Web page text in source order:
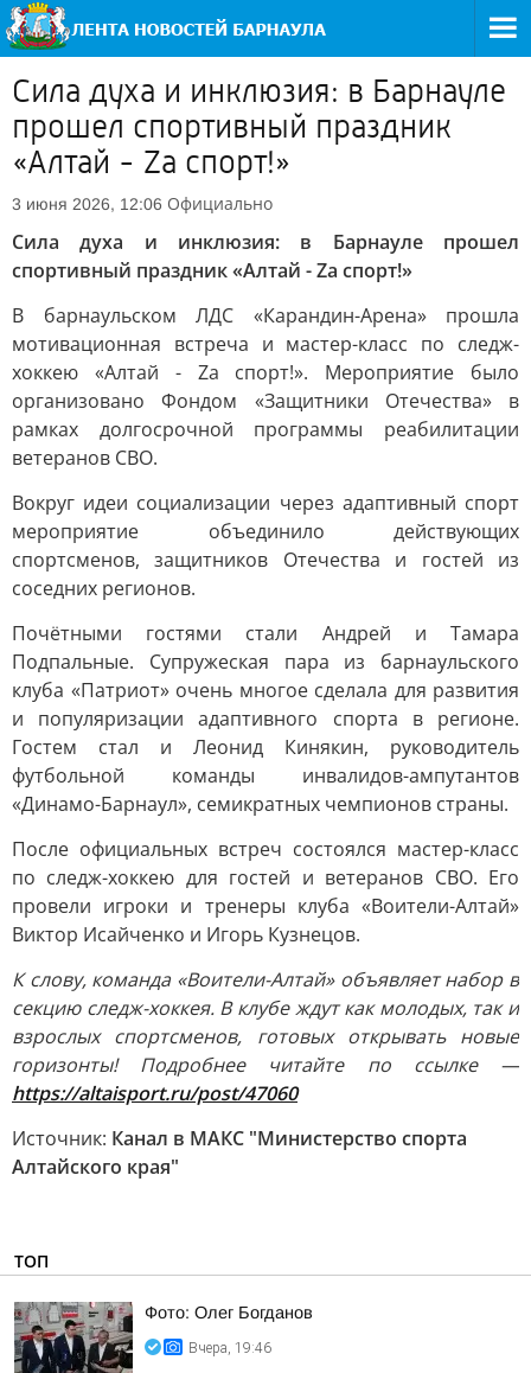
Сила духа и инклюзия: в Барнауле
прошел спортивный праздник
«Алтай - Zа спорт!»
3 июня 2026, 12:06 Официально
Сила духа и инклюзия: в Барнауле прошел
спортивный праздник «Алтай - Zа спорт!»
В барнаульском ЛДС «Карандин-Арена» прошла
мотивационная встреча и мастер-класс по следж-
хоккею «Алтай - Zа спорт!». Мероприятие было
организовано Фондом «Защитники Отечества» в
рамках долгосрочной программы реабилитации
ветеранов СВО.
Вокруг идеи социализации через адаптивный спорт
мероприятие объединило действующих
спортсменов, защитников Отечества и гостей из
соседних регионов.
Почётными гостями стали Андрей и Тамара
Подпальные. Супружеская пара из барнаульского
клуба «Патриот» очень многое сделала для развития
и популяризации адаптивного спорта в регионе.
Гостем стал и Леонид Кинякин, руководитель
футбольной команды инвалидов-ампутантов
«Динамо-Барнаул», семикратных чемпионов страны.
После официальных встреч состоялся мастер-класс
по следж-хоккею для гостей и ветеранов СВО. Его
провели игроки и тренеры клуба «Воители-Алтай»
Виктор Исайченко и Игорь Кузнецов.
К слову, команда «Воители-Алтай» объявляет набор в
секцию следж-хоккея. В клубе ждут как молодых, так и
взрослых спортсменов, готовых открывать новые
горизонты! Подробнее читайте по ссылке —
https://altaisport.ru/post/47060
Источник: Канал в МАКС "Министерство спорта
Алтайского края"
ТОП
Фото: Олег Богданов
Вчера, 19:46